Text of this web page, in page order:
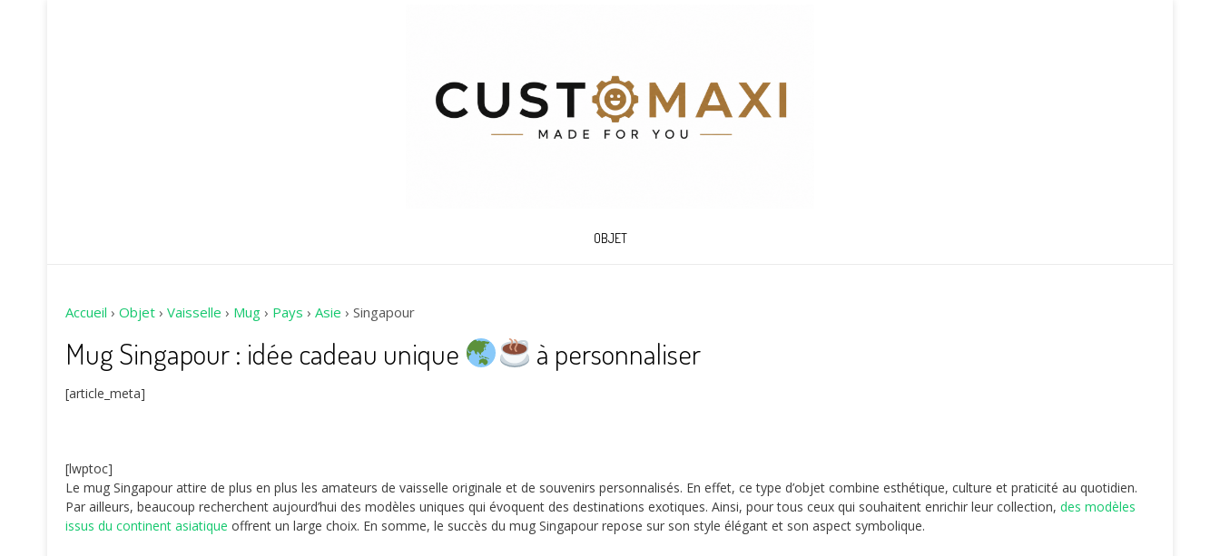
OBJET
Accueil › Objet › Vaisselle › Mug › Pays › Asie › Singapour
Mug Singapour : idée cadeau unique à personnaliser
[article_meta]
[lwptoc]
Le mug Singapour attire de plus en plus les amateurs de vaisselle originale et de souvenirs personnalisés. En effet, ce type d’objet combine esthétique, culture et praticité au quotidien.
Par ailleurs, beaucoup recherchent aujourd’hui des modèles uniques qui évoquent des destinations exotiques. Ainsi, pour tous ceux qui souhaitent enrichir leur collection, des modèles
issus du continent asiatique offrent un large choix. En somme, le succès du mug Singapour repose sur son style élégant et son aspect symbolique.